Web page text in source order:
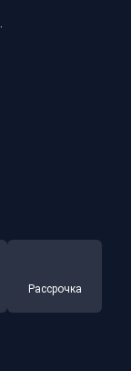
Рассрочка